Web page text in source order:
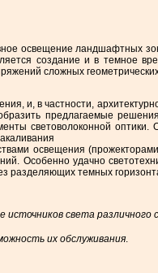
освещение ландшафтных
создание и в темное
сложных
и, в частности,
предлагаемые
световолоконной
освещения
Особенно удачно
разделяющих темных
света
их обслуживания.